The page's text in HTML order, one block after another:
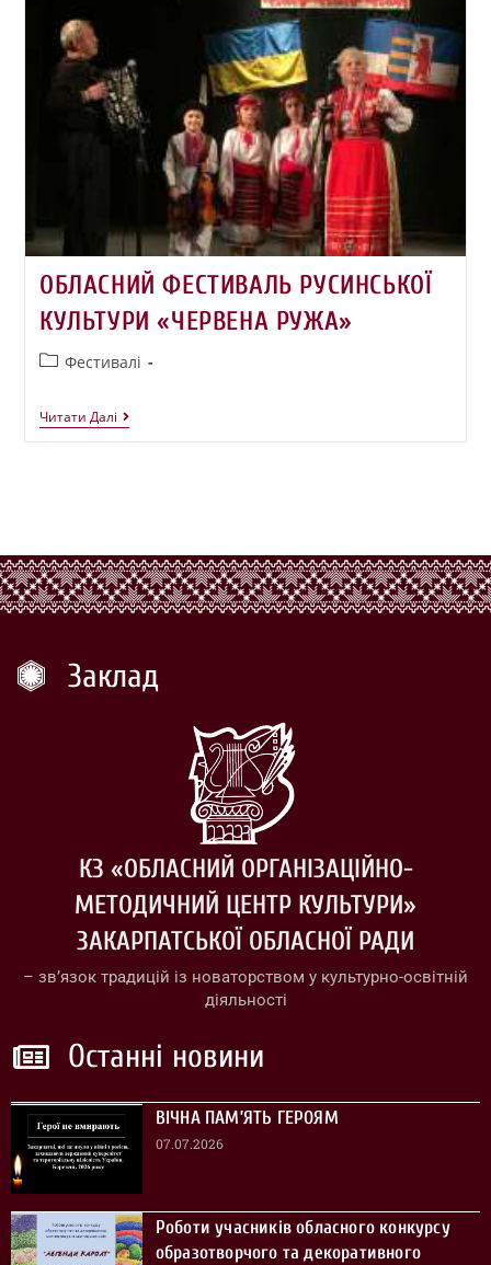
ОБЛАСНИЙ ФЕСТИВАЛЬ РУСИНСЬКОЇ
КУЛЬТУРИ «ЧЕРВЕНА РУЖА»
Фестивалі
Читати Далі
Заклад
КЗ «ОБЛАСНИЙ ОРГАНІЗАЦІЙНО-
МЕТОДИЧНИЙ ЦЕНТР КУЛЬТУРИ»
ЗАКАРПАТСЬКОЇ ОБЛАСНОЇ РАДИ
– зв’язок традицій із новаторством у культурно-освітній
діяльності
Останні новини
ВІЧНА ПАМ’ЯТЬ ГЕРОЯМ
07.07.2026
Роботи учасників обласного конкурсу
образотворчого та декоративного